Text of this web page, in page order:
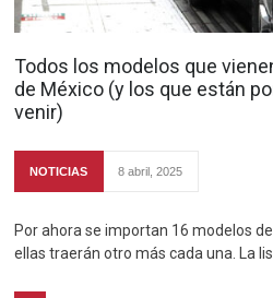
Todos los modelos que
de México (y los que están
venir)
NOTICIAS 8 abril, 2025
Por ahora se importan 16 modelos
ellas traerán otro más cada una. La